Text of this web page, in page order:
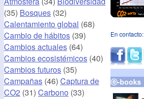
(35) Bosques (32)
Calentamiento global (68)
Cambio de hábitos (39)
Cambios actuales (64)
Cambios ecosistémicos (40)
Cambios futuros (35)
Campañas (46) Captura de
CO2 (31) Carbono (33)
En contacto:
ⓔ-books